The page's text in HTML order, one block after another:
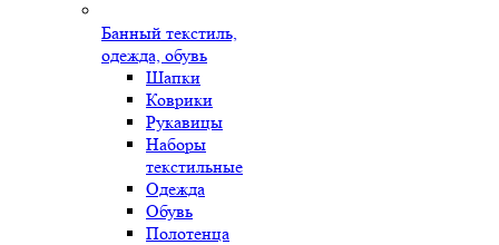
Банный текстиль,
одежда, обувь
Шапки
Коврики
Рукавицы
Наборы
текстильные
Одежда
Обувь
Полотенца